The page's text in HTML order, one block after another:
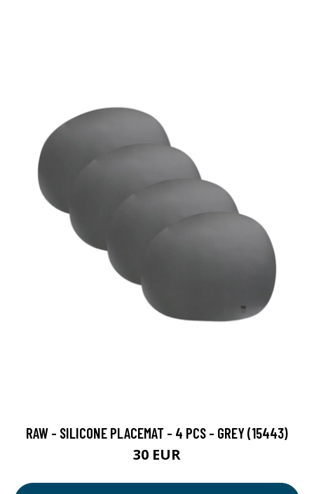
RAW - SILICONE PLACEMAT - 4 PCS - GREY (15443)
30 EUR